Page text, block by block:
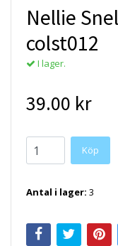
Nellie
colst012
I lager.
39.00 kr
Antal i lager: 3